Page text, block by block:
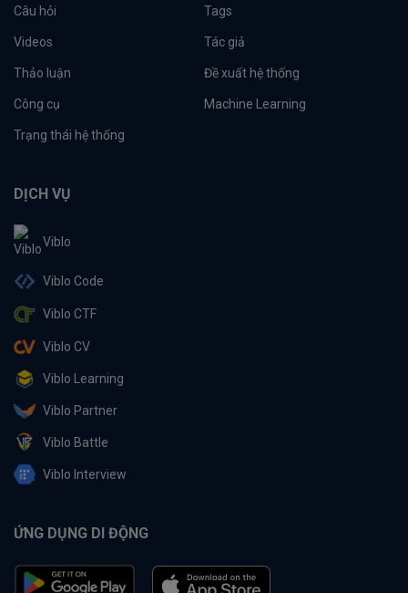
Câu hỏi Tags
Videos Tác giả
Thảo luận Đề xuất hệ thống
Công cụ Machine Learning
Trạng thái hệ thống
DỊCH VỤ
Viblo
Viblo Code
Viblo CTF
Viblo CV
Viblo Learning
Viblo Partner
Viblo Battle
Viblo Interview
ỨNG DỤNG DI ĐỘNG